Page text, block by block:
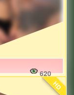
620
HD